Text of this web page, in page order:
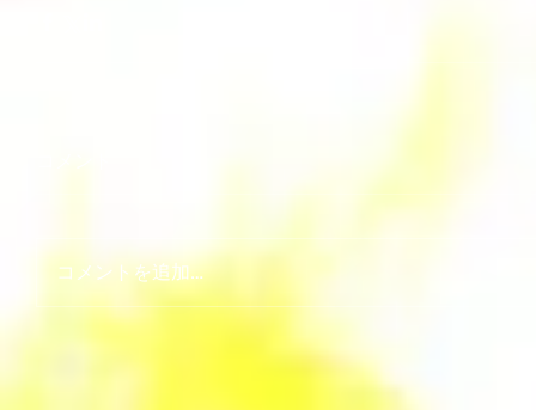
コメントを追加…